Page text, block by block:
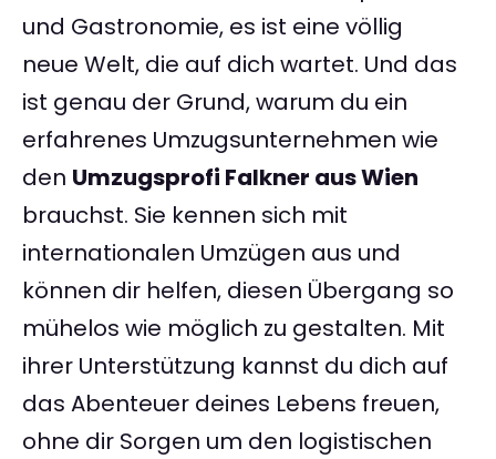
und Gastronomie, es ist eine völlig
neue Welt, die auf dich wartet. Und das
ist genau der Grund, warum du ein
erfahrenes Umzugsunternehmen wie
den Umzugsprofi Falkner aus Wien
brauchst. Sie kennen sich mit
internationalen Umzügen aus und
können dir helfen, diesen Übergang so
mühelos wie möglich zu gestalten. Mit
ihrer Unterstützung kannst du dich auf
das Abenteuer deines Lebens freuen,
ohne dir Sorgen um den logistischen